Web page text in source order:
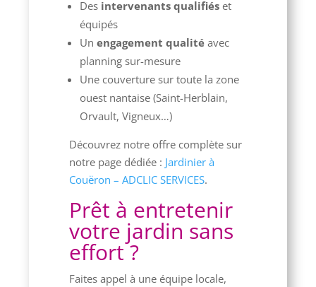
Des intervenants qualifiéset
équipés
Un engagement qualitéavec
planning sur-mesure
Une couverture sur toute la zone
ouest nantaise (Saint-Herblain,
Orvault, Vigneux…)
Découvrez notre offre complète sur
notre page dédiée : Jardinier à
Couëron – ADCLIC SERVICES.
Prêt à entretenir
votre jardin sans
effort ?
Faites appel à une équipe locale,